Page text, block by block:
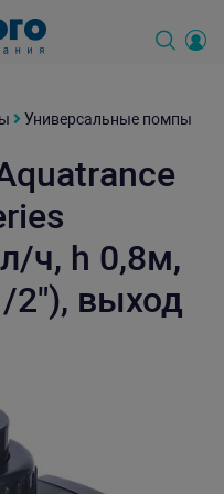
Универсальные помпы
ч, h 0,8м,
2"), выход